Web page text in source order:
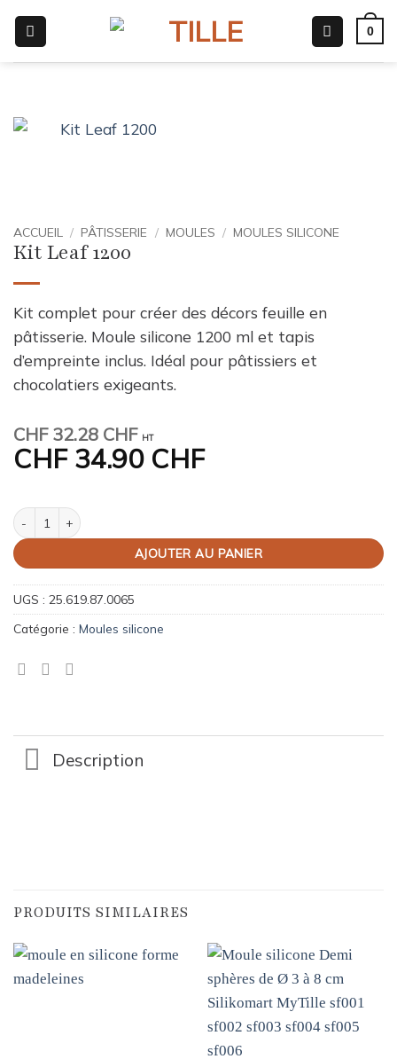
contenu
0
ACCUEIL / PÂTISSERIE / MOULES / MOULES SILICONE
Kit Leaf 1200
Kit complet pour créer des décors feuille en
pâtisserie. Moule silicone 1200 ml et tapis
d’empreinte inclus. Idéal pour pâtissiers et
chocolatiers exigeants.
CHF32.28 CHF HT
CHF34.90 CHF
quantité de Kit Leaf 1200
AJOUTER AU PANIER
UGS : 25.619.87.0065
Catégorie : Moules silicone
Description
PRODUITS SIMILAIRES